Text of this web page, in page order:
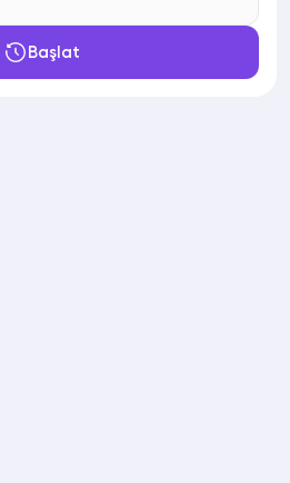
Başlat